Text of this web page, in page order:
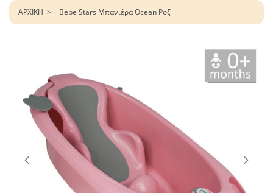
ΑΡΧΙΚΗ Bebe Stars Μπανιέρα Ocean Ροζ